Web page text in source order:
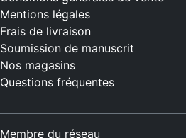
Mentions légales
Frais de livraison
Soumission de manuscrit
Nos magasins
Questions fréquentes
Membre du réseau